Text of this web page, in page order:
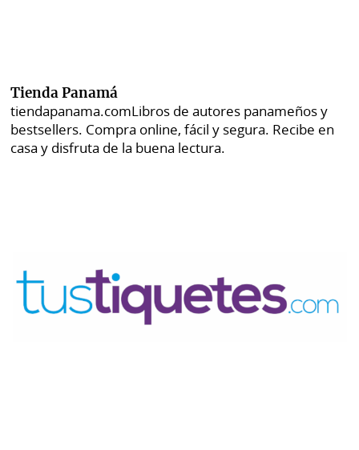
Tienda Panamá
tiendapanama.comLibros de autores panameños y
bestsellers. Compra online, fácil y segura. Recibe en
casa y disfruta de la buena lectura.